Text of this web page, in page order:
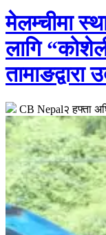
मेलम्चीमा
लागि
CB Nepal२ हफ्ता